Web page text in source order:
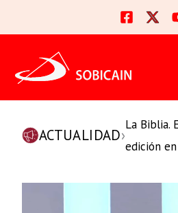
al
contenido
ACTUALIDAD›
La Biblia.
edición